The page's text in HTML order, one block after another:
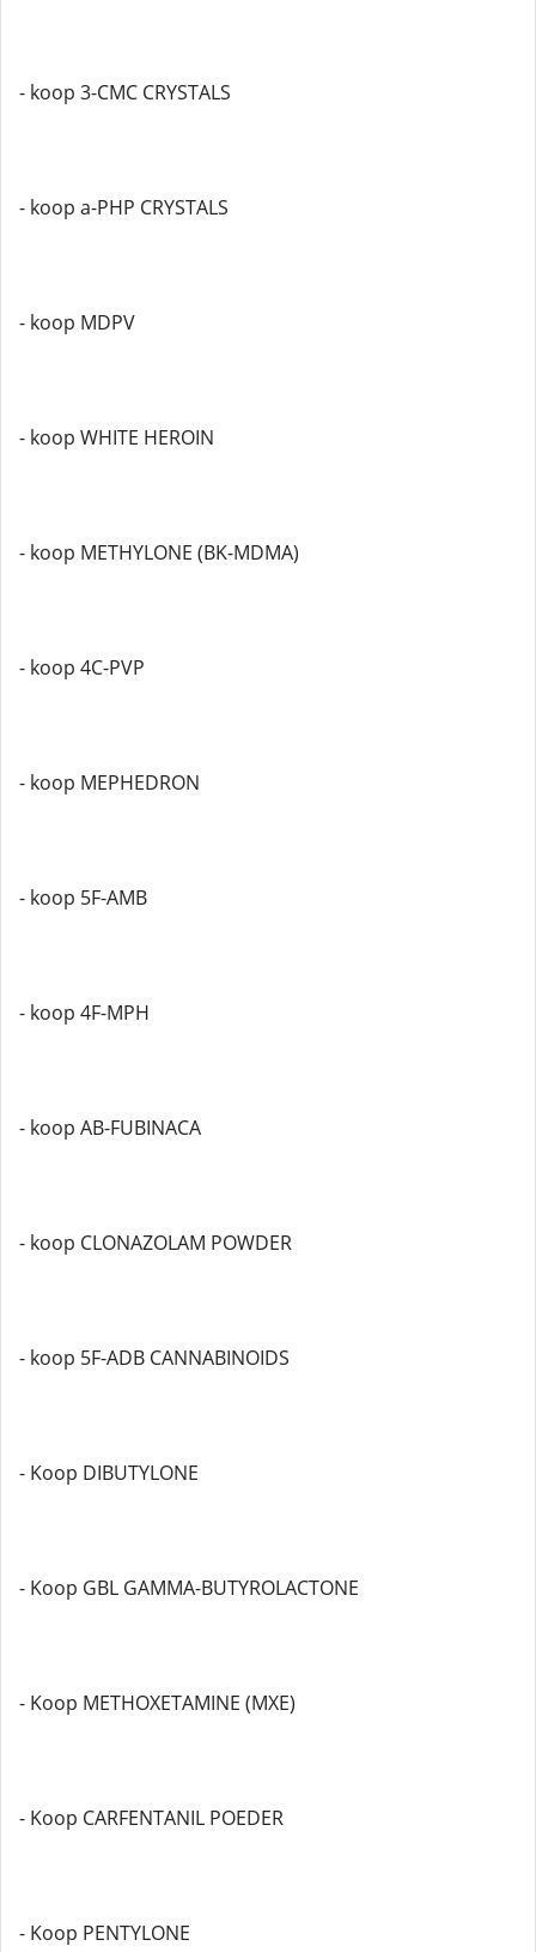
- koop 3-CMC CRYSTALS
- koop a-PHP CRYSTALS
- koop MDPV
- koop WHITE HEROIN
- koop METHYLONE (BK-MDMA)
- koop 4C-PVP
- koop MEPHEDRON
- koop 5F-AMB
- koop 4F-MPH
- koop AB-FUBINACA
- koop CLONAZOLAM POWDER
- koop 5F-ADB CANNABINOIDS
- Koop DIBUTYLONE
- Koop GBL GAMMA-BUTYROLACTONE
- Koop METHOXETAMINE (MXE)
- Koop CARFENTANIL POEDER
- Koop PENTYLONE